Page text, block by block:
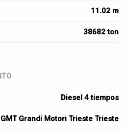
11.02 m
38682 ton
Diesel 4 tiempos
Grandi Motori Trieste Trieste